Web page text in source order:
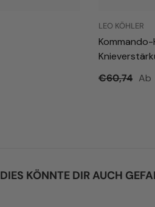
LEO KÖHLER
€60,74 Ab
DIES KÖNNTE DIR AUCH